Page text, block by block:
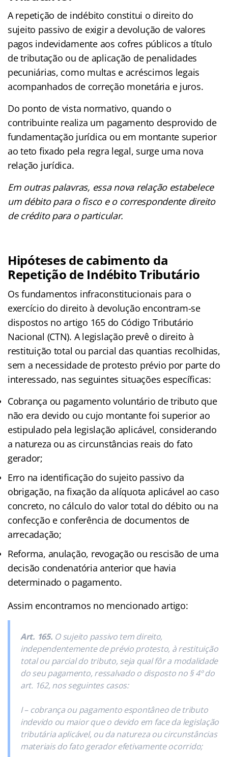
A repetição de indébito constitui o direito do
sujeito passivo de exigir a devolução de valores
pagos indevidamente aos cofres públicos a título
de tributação ou de aplicação de penalidades
pecuniárias, como multas e acréscimos legais
acompanhados de correção monetária e juros.
Do ponto de vista normativo, quando o
contribuinte realiza um pagamento desprovido de
fundamentação jurídica ou em montante superior
ao teto fixado pela regra legal, surge uma nova
relação jurídica.
Em outras palavras, essa nova relação estabelece
um débito para o fisco e o correspondente direito
de crédito para o particular.
Hipóteses de cabimento da
Repetição de Indébito Tributário
Os fundamentos infraconstitucionais para o
exercício do direito à devolução encontram-se
dispostos no artigo 165 do Código Tributário
Nacional (CTN). A legislação prevê o direito à
restituição total ou parcial das quantias recolhidas,
sem a necessidade de protesto prévio por parte do
interessado, nas seguintes situações específicas:
Cobrança ou pagamento voluntário de tributo que
não era devido ou cujo montante foi superior ao
estipulado pela legislação aplicável, considerando
a natureza ou as circunstâncias reais do fato
gerador;
Erro na identificação do sujeito passivo da
obrigação, na fixação da alíquota aplicável ao caso
concreto, no cálculo do valor total do débito ou na
confecção e conferência de documentos de
arrecadação;
Reforma, anulação, revogação ou rescisão de uma
decisão condenatória anterior que havia
determinado o pagamento.
Assim encontramos no mencionado artigo:
Art. 165. O sujeito passivo tem direito,
independentemente de prévio protesto, à restituição
total ou parcial do tributo, seja qual fôr a modalidade
do seu pagamento, ressalvado o disposto no § 4º do
art. 162, nos seguintes casos:
I – cobrança ou pagamento espontâneo de tributo
indevido ou maior que o devido em face da legislação
tributária aplicável, ou da natureza ou circunstâncias
materiais do fato gerador efetivamente ocorrido;